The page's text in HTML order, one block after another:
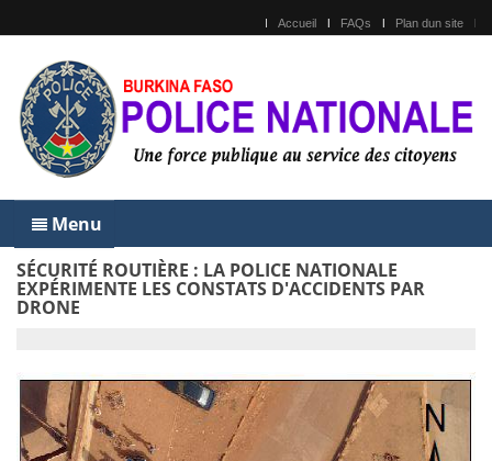
Accueil FAQs Plan dun site
Menu
SÉCURITÉ ROUTIÈRE : LA POLICE NATIONALE
EXPÉRIMENTE LES CONSTATS D'ACCIDENTS PAR
DRONE